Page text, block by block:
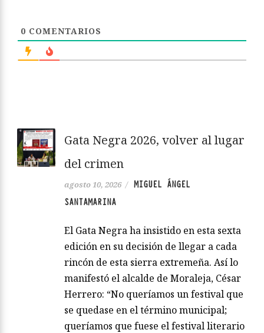
0 COMENTARIOS
Gata Negra 2026, volver al lugar
del crimen
agosto 10, 2026 / MIGUEL ÁNGEL
SANTAMARINA
El Gata Negra ha insistido en esta sexta
edición en su decisión de llegar a cada
rincón de esta sierra extremeña. Así lo
manifestó el alcalde de Moraleja, César
Herrero: “No queríamos un festival que
se quedase en el término municipal;
queríamos que fuese el festival literario